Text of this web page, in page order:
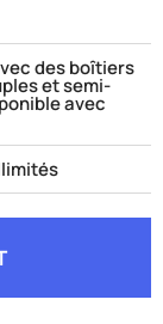
des boîtiers
et semi-
avec